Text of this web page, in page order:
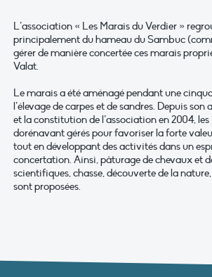
L’association « Les Marais du Verdier »
principalement du hameau du Sambuc
gérer de manière concertée ces marais
Valat.
Le marais a été aménagé pendant une
l’élevage de carpes et de sandres. Depuis
et la constitution de l’association en 2004, les
dorénavant gérés pour favoriser la forte
tout en développant des activités dans un
concertation. Ainsi, pâturage de chevaux et
scientifiques, chasse, découverte de la
sont proposées.